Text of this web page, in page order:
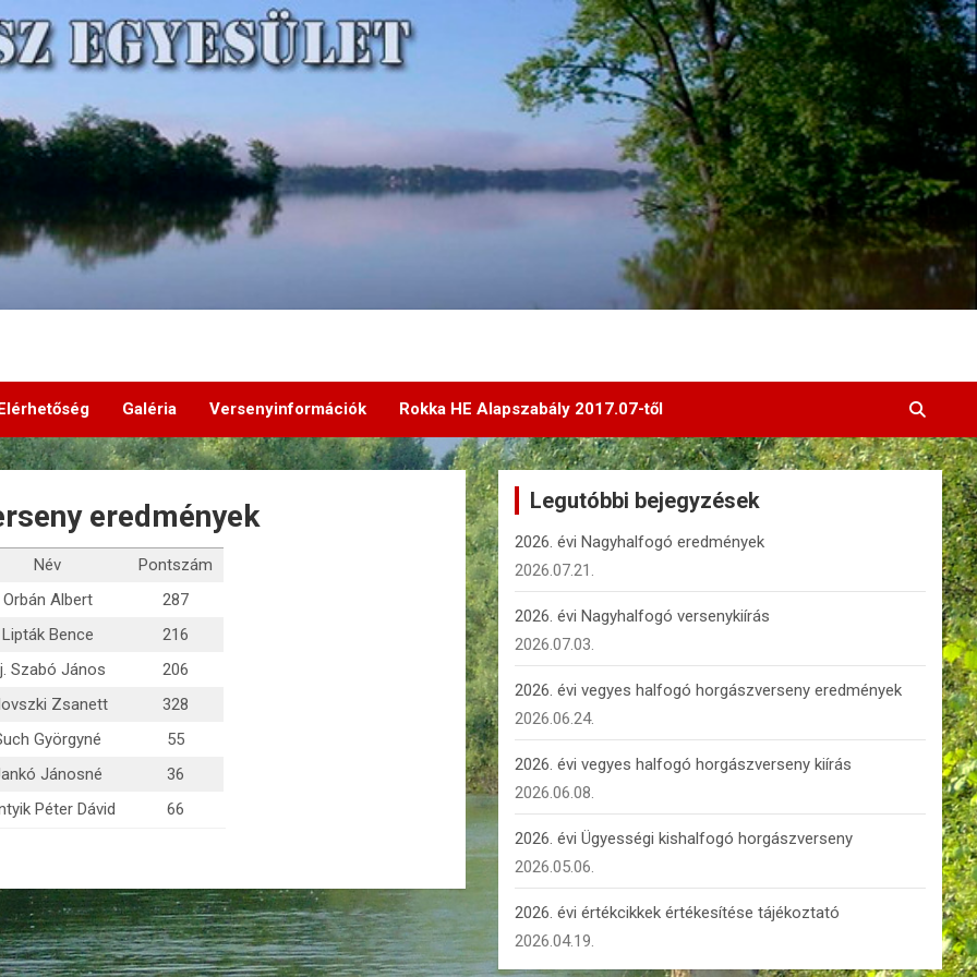
Galéria Versenyinformációk Rokka HE Alapszabály 2017.07-től
eredmények
Név
Pontszám
Orbán Albert
287
Lipták Bence
216
Szabó János
206
Zsanett
328
Györgyné
55
Jánosné
36
Péter Dávid 66
Legutóbbi bejegyzések
2026. évi Nagyhalfogó eredmények
2026.07.21.
2026. évi Nagyhalfogó versenykiírás
2026.07.03.
2026. évi vegyes halfogó horgászverseny eredmények
2026.06.24.
2026. évi vegyes halfogó horgászverseny kiírás
2026.06.08.
2026. évi Ügyességi kishalfogó horgászverseny
2026.05.06.
2026. évi értékcikkek értékesítése tájékoztató
2026.04.19.